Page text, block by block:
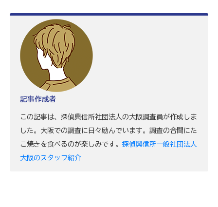
記事作成者
この記事は、探偵興信所社団法人の大阪調査員が作成しま
した。大阪での調査に日々励んでいます。調査の合間にた
こ焼きを食べるのが楽しみです。 探偵興信所一般社団法人
大阪のスタッフ紹介